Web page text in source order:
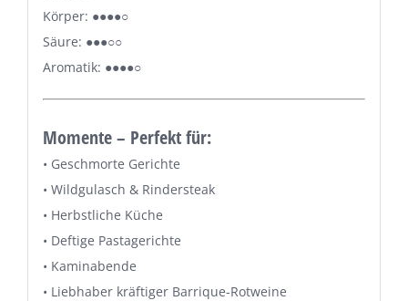
Körper: ●●●●○
Säure: ●●●○○
Aromatik: ●●●●○
Momente – Perfekt für:
• Geschmorte Gerichte
• Wildgulasch & Rindersteak
• Herbstliche Küche
• Deftige Pastagerichte
• Kaminabende
• Liebhaber kräftiger Barrique-Rotweine